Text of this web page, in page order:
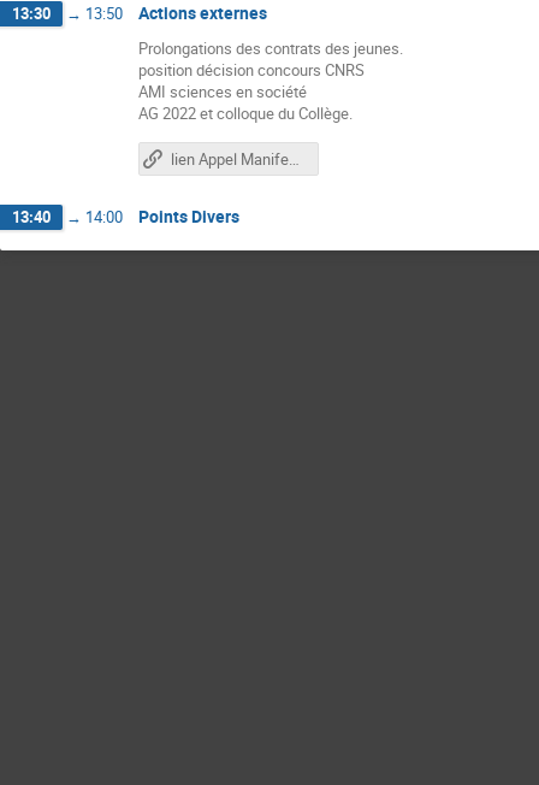
13:30 → 13:50 Actions externes
Prolongations des contrats des jeunes.
position décision concours CNRS
AMI sciences en société
AG 2022 et colloque du Collège.
lien Appel Manifestation intérêt
13:40 → 14:00 Points Divers